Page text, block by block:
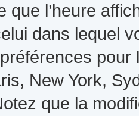
que l’heure
dans lequel
New York,
que la